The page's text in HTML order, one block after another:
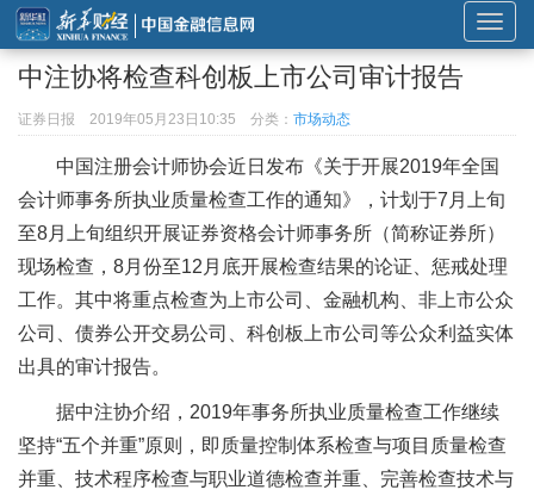
展
开
导
航
中注协将检查科创板上市公司审计报告
证券日报 2019年05月23日10:35 分类： 市场动态
中国注册会计师协会近日发布《关于开展2019年全国
会计师事务所执业质量检查工作的通知》，计划于7月上旬
至8月上旬组织开展证券资格会计师事务所（简称证券所）
现场检查，8月份至12月底开展检查结果的论证、惩戒处理
工作。其中将重点检查为上市公司、金融机构、非上市公众
公司、债券公开交易公司、科创板上市公司等公众利益实体
出具的审计报告。
据中注协介绍，2019年事务所执业质量检查工作继续
坚持“五个并重”原则，即质量控制体系检查与项目质量检查
并重、技术程序检查与职业道德检查并重、完善检查技术与